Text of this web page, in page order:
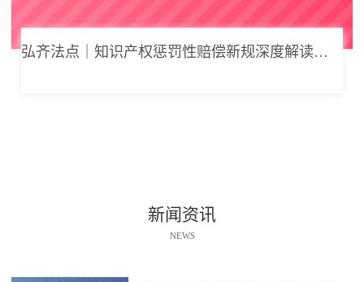
弘齐法点｜知识产权惩罚性赔偿新规深度解读： 从“赔得起”到“赔不起”的司法逻辑
新闻资讯
NEWS